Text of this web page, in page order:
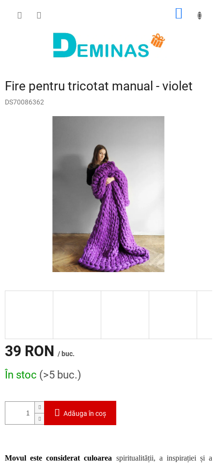
COŞ
Fire pentru tricotat manual - violet
DS70086362
39 RON / buc.
Evaluare
preţ:
În stoc (>5 buc.)
Adăuga în coş
Movul este considerat culoarea spiritualității, a inspirației și a